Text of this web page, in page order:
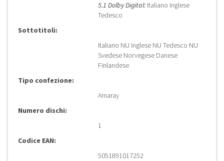
5.1 Dolby Digital: Italiano Inglese
Tedesco
Sottotitoli:
Italiano NU Inglese NU Tedesco NU
Svedese Norvegese Danese
Finlandese
Tipo confezione:
Amaray
Numero dischi:
1
Codice EAN:
5051891017252